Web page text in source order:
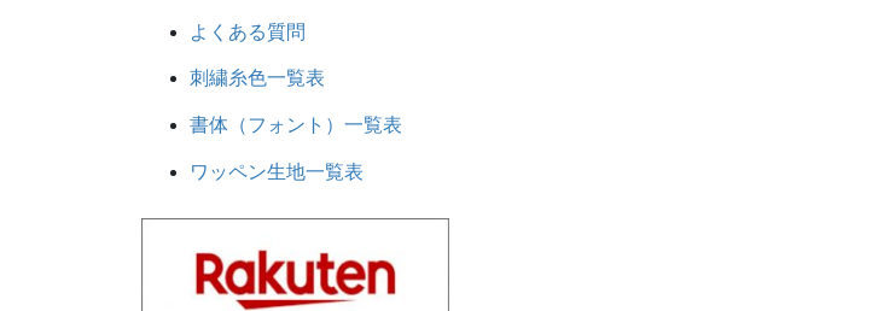
よくある質問
刺繍糸色一覧表
書体（フォント）一覧表
ワッペン生地一覧表